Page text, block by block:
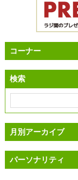
コーナー
検索
月別アーカイブ
パーソナリティ